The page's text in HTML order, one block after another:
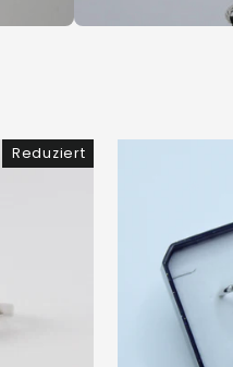
Reduziert